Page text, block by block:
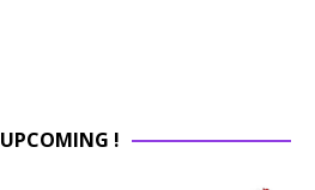
UPCOMING !